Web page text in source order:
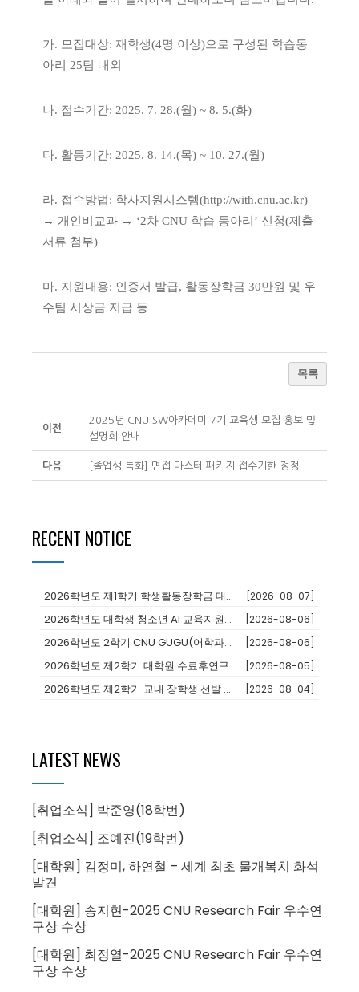
가. 모집대상: 재학생(4명 이상)으로 구성된 학습동
아리 25팀 내외
나. 접수기간: 2025. 7. 28.(월) ~ 8. 5.(화)
다. 활동기간: 2025. 8. 14.(목) ~ 10. 27.(월)
라. 접수방법: 학사지원시스템(http://with.cnu.ac.kr)
→ 개인비교과 → ‘2차 CNU 학습 동아리’ 신청(제출
서류 첨부)
마. 지원내용: 인증서 발급, 활동장학금 30만원 및 우
수팀 시상금 지급 등
목록
이전
2025년 CNU SW아카데미 7기 교육생 모집 홍보 및
설명회 안내
다음 [졸업생 특화] 면접 마스터 패키지 접수기한 정정
RECENT NOTICE
2026학년도 제1학기 학생활동장학금 대상자 추천 [2026-08-07]
2026학년도 대학생 청소년 AI 교육지원사업 장학생 [2026-08-06]
2026학년도 2학기 CNU GUGU(어학과정 및 단기연수)프로그램 참가... [2026-08-06]
2026학년도 제2학기 대학원 수료후연구생 등록 안내 [2026-08-05]
2026학년도 제2학기 교내 장학생 선발 안내 [2026-08-04]
LATEST NEWS
[취업소식] 박준영(18학번)
[취업소식] 조예진(19학번)
[대학원] 김정미, 하연철 – 세계 최초 물개복치 화석
발견
[대학원] 송지현-2025 CNU Research Fair 우수연
구상 수상
[대학원] 최정열-2025 CNU Research Fair 우수연
구상 수상